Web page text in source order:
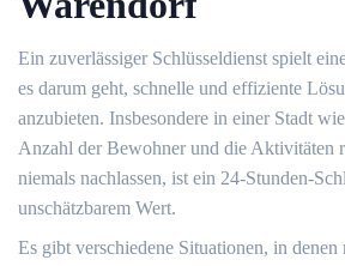
Ein zuverlässiger Schlüsseldienst spielt
es darum geht, schnelle und effiziente
anzubieten.​ Insbesondere in einer Stadt
Anzahl der Bewohner und die Aktivitäten
niemals nachlassen, ist ein 24-Stunden-
unschätzbarem Wert.​
Es gibt verschiedene Situationen, in denen